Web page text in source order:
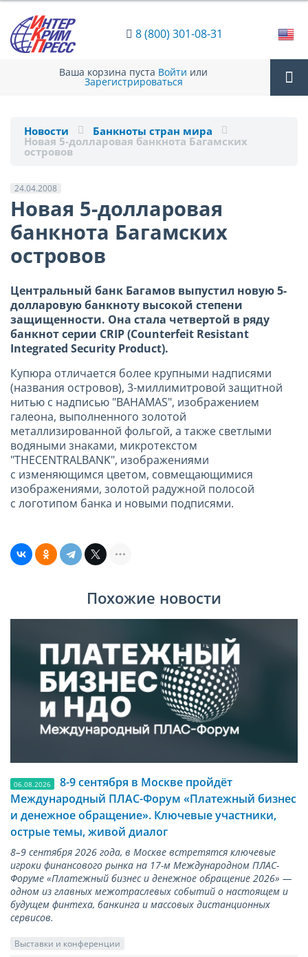
8 (800) 301-08-31
Ваша корзина пуста Войти или
Зарегистрироваться
Новости Банкноты стран мира
Новая 5-долларовая банкнота Багамских
островов
24.04.2008
Новая 5-долларовая
банкнота Багамских
островов
Центральный банк Багамов выпустил новую 5-
долларовую банкноту высокой степени
защищенности. Она стала четвертой в ряду
банкнот серии CRIP (Counterfeit Resistant
Integrated Security Product).
Купюра отличается более крупными надписями
(названия островов), 3-миллимитровой защитной
нитью с надписью "BAHAMAS", изображением
галеона, выполненного золотой
металлизированной фольгой, а также светлыми
водяными знаками, микротекстом
"THECENTRALBANK", изображениями
с изменяющимся цветом, совмещающимися
изображениями, золотой радужной полосой
с логотипом банка и новыми подписями.
Похожие новости
06.08.2026
8-9 сентября в Москве пройдёт
Международный ПЛАС-Форум «Платежный бизнес
и денежное обращение». Ключевые участники,
острые темы, живой диалог
8–9 сентября 2026 года, в Москве встретятся ключевые
игроки финансового рынка на 17-м Международном ПЛАС-
Форуме «Платежный бизнес и денежное обращение 2026» —
одном из главных межотраслевых событий о настоящем и
будущем финтеха, банкинга и массовых дистанционных
сервисов.
Выставки и конференции